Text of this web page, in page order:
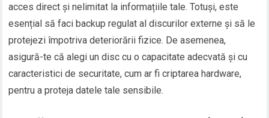
acces direct și nelimitat la informațiile tale. Totuși, este
esențial să faci backup regulat al discurilor externe și să le
protejezi împotriva deteriorării fizice. De asemenea,
asigură-te că alegi un disc cu o capacitate adecvată și cu
caracteristici de securitate, cum ar fi criptarea hardware,
pentru a proteja datele tale sensibile.